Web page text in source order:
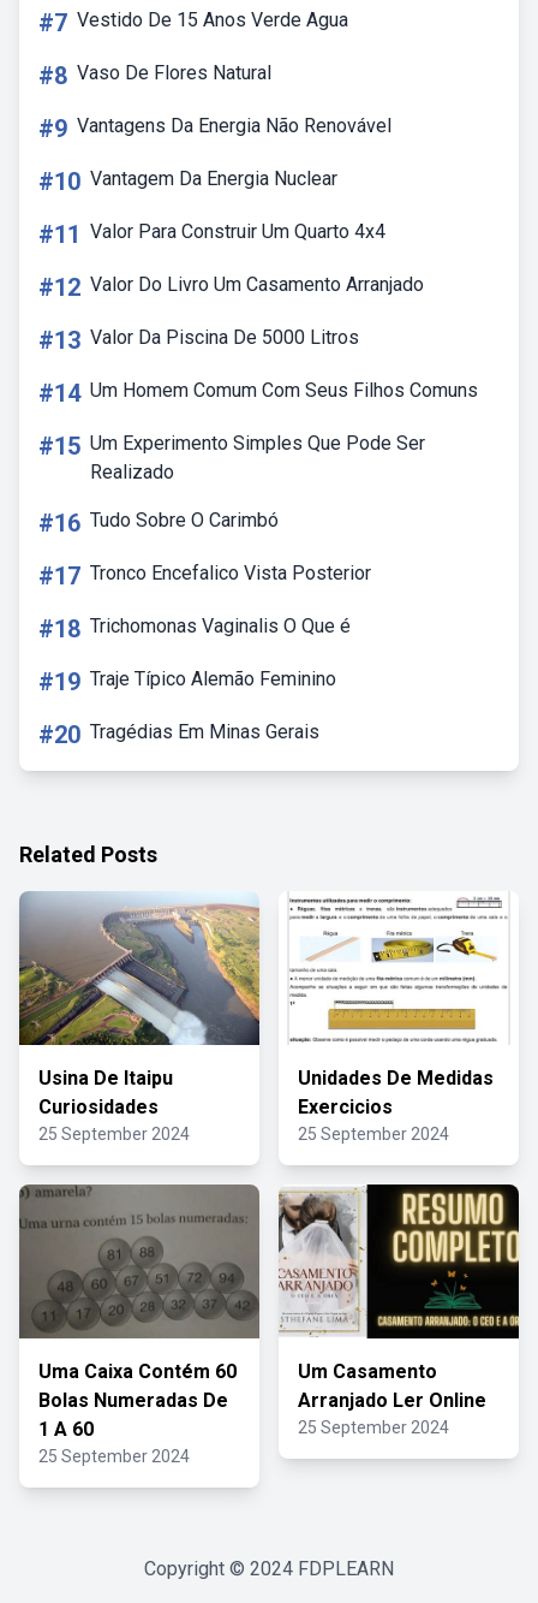
#7 Vestido De 15 Anos Verde Agua
#8 Vaso De Flores Natural
#9 Vantagens Da Energia Não Renovável
#10 Vantagem Da Energia Nuclear
#11 Valor Para Construir Um Quarto 4x4
#12 Valor Do Livro Um Casamento Arranjado
#13 Valor Da Piscina De 5000 Litros
#14 Um Homem Comum Com Seus Filhos Comuns
#15 Um Experimento Simples Que Pode Ser
Realizado
#16 Tudo Sobre O Carimbó
#17 Tronco Encefalico Vista Posterior
#18 Trichomonas Vaginalis O Que é
#19 Traje Típico Alemão Feminino
#20 Tragédias Em Minas Gerais
Related Posts
Usina De Itaipu
Curiosidades
25 September 2024
Unidades De Medidas
Exercicios
25 September 2024
Uma Caixa Contém 60
Bolas Numeradas De
1 A 60
25 September 2024
Um Casamento
Arranjado Ler Online
25 September 2024
Copyright © 2024 FDPLEARN